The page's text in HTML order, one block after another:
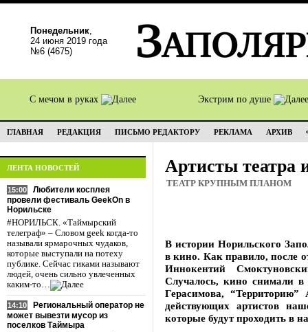
Понедельник,
24 июня 2019 года
№6 (4675)
С мечом в руках Экстрим по душе
ГЛАВНАЯ РЕДАКЦИЯ ПИСЬМО РЕДАКТОРУ РЕКЛАМА АРХИВ
ЛЕНТА НОВОСТЕЙ
15:00
Любители косплея
провели фестиваль GeekOn в
Норильске
#НОРИЛЬСК. «Таймырский
телеграф» – Словом geek когда-то
называли ярмарочных чудаков,
которые выступали на потеху
публике. Сейчас гиками называют
людей, очень сильно увлеченных
каким-то…
14:10
Региональный оператор не
может вывезти мусор из
поселков Таймыра
Артисты театра
ТЕАТР КРУПНЫМ ПЛАНОМ
В истории Норильского
в кино. Как правило, после
Иннокентий
Случалось, кино снимали
Герасимова,
действующих артистов
которые будут проходить в